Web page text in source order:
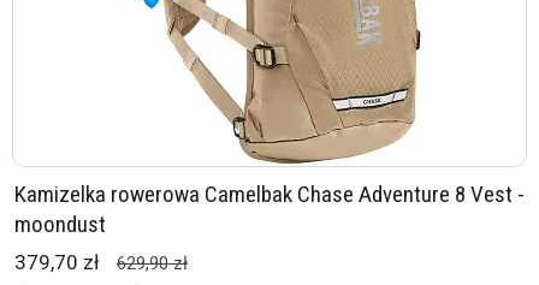
Kamizelka rowerowa Camelbak Chase Adventure 8 Vest -
moondust
379,70 zł 629,90 zł